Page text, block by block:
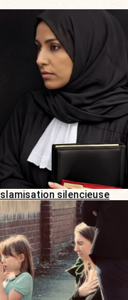
silencieuse